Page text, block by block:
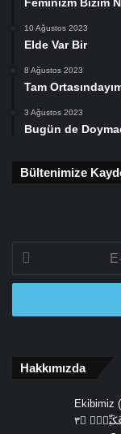
10 Ağustos 2023
Elde Var Bir
8 Ağustos 2023
Tam
3 Ağustos 2023
Bugün de
Bültenimize
Posta
adresinizi
Hakkımızda
Ekibimiz (يَٓا اَيُّهَا الْمُدَّثِّرُۙ ﴿١﴾ قُمْ فَاَنْذِرْۙ ﴿٢﴾
وَرَبَّكَ فَكَبِّرْۙ ﴿٣ (Ey örtünüp bürünen, Kalk ve